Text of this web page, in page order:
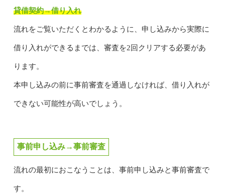
貸借契約→借り入れ
流れをご覧いただくとわかるように、申し込みから実際に
借り入れができるまでは、審査を2回クリアする必要があ
ります。
本申し込みの前に事前審査を通過しなければ、借り入れが
できない可能性が高いでしょう。
事前申し込み→事前審査
流れの最初におこなうことは、事前申し込みと事前審査で
す。